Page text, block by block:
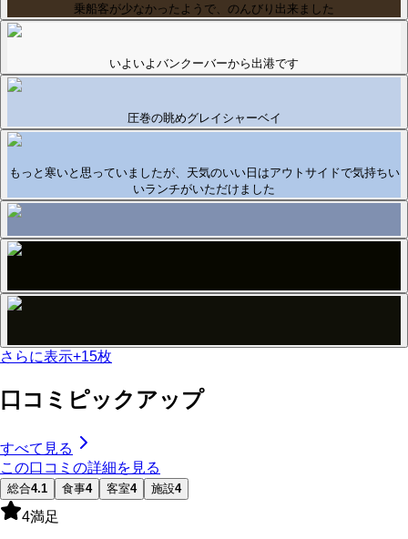
乗船客が少なかったようで、のんびり出来ました
いよいよバンクーバーから出港です
圧巻の眺めグレイシャーベイ
もっと寒いと思っていましたが、天気のいい日はアウトサイドで気持ちい
いランチがいただけました
さらに表示+15枚
口コミピックアップ
すべて見る
この口コミの詳細を見る
総合4.1 食事4 客室4 施設4
4満足